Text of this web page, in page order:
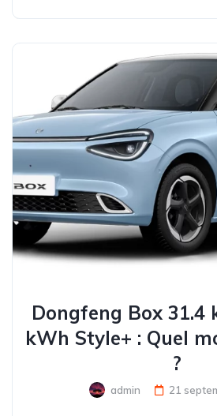
Dongfeng Box 31.4
kWh Style+ : Quel
?
admin 21